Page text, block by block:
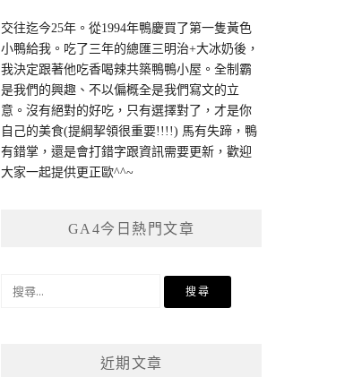
交往迄今25年。從1994年鴨慶買了第一隻黃色
小鴨給我。吃了三年的總匯三明治+大冰奶後，
我決定跟著他吃香喝辣共築鴨鴨小屋。全制霸
是我們的興趣、不以偏概全是我們寫文的立
意。沒有絕對的好吃，只有選擇對了，才是你
自己的美食(提綱挈領很重要!!!!) 馬有失蹄，鴨
有錯掌，還是會打錯字跟資訊需要更新，歡迎
大家一起提供更正歐^^~
GA4今日熱門文章
近期文章